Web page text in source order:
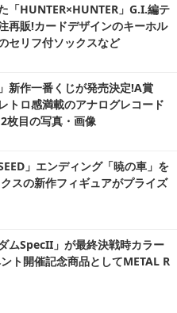
「HUNTER×HUNTER」G.I.編テ
再販!カードデザインのキーホル
セリフ付ソックスなど
新作一番くじが発売決定!A賞
トロ感満載のアナログレコード
枚目の写真・画像
」エンディング「暁の車」を
スの新作フィギュアがプライズ
ムSpecII」が最終決戦時カラー
ト開催記念商品としてMETAL R